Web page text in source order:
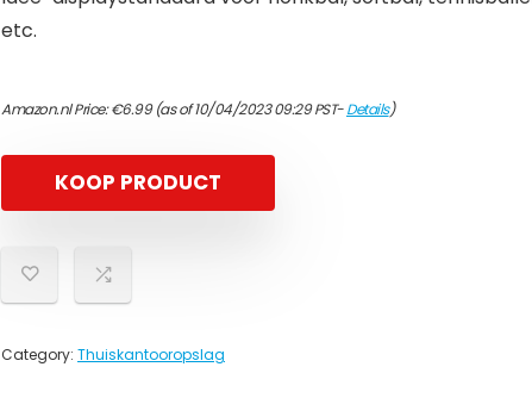
etc.
Amazon.nl Price:€6.99(as of 10/04/2023 09:29 PST-Details)
KOOP PRODUCT
Category: Thuiskantooropslag